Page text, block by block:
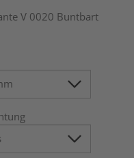
V 0020 Buntbart